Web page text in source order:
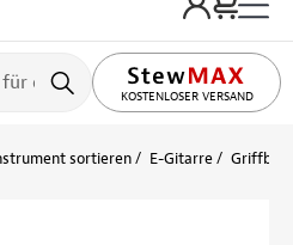
KOSTENLOSER VERSAND
sortieren E-Gitarre